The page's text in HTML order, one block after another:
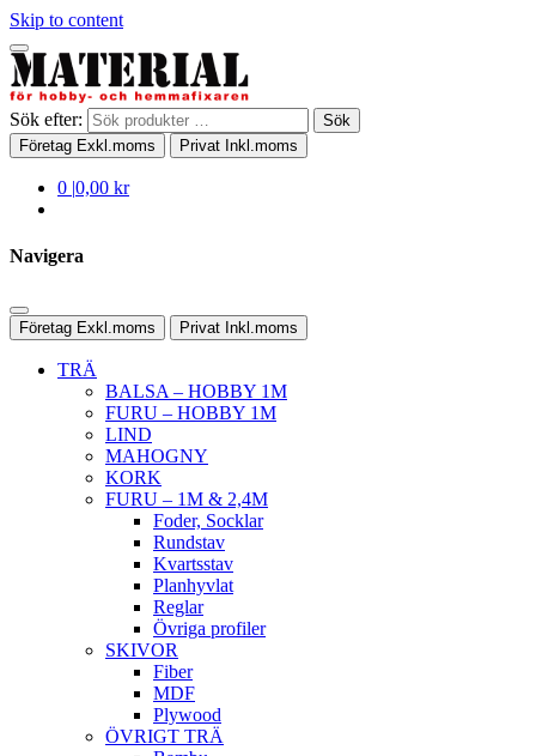
Skip to content
Sök efter:
Sök
Företag Exkl.moms Privat Inkl.moms
0 |0,00 kr
Navigera
Företag Exkl.moms Privat Inkl.moms
TRÄ
BALSA – HOBBY 1M
FURU – HOBBY 1M
LIND
MAHOGNY
KORK
FURU – 1M & 2,4M
Foder, Socklar
Rundstav
Kvartsstav
Planhyvlat
Reglar
Övriga profiler
SKIVOR
Fiber
MDF
Plywood
ÖVRIGT TRÄ